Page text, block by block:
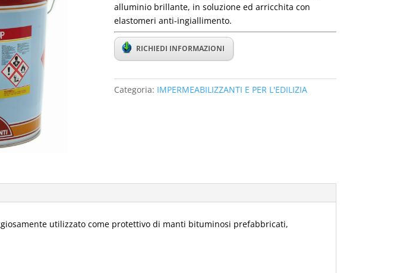
alluminio brillante, in soluzione ed arricchita con
elastomeri anti-ingiallimento.
RICHIEDI INFORMAZIONI
Categoria: IMPERMEABILIZZANTI E PER L'EDILIZIA
utilizzato come protettivo di manti bituminosi prefabbricati,